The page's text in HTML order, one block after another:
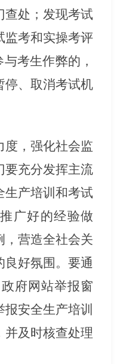
查处；发现考试
监考和实操考评
考生作弊的，
停、取消考试机
度，强化社会监
要充分发挥主流
生产培训和考试
广好的经验做
，营造全社会关
好氛围。要通
政府网站举报窗
安全生产培训
及时核查处理